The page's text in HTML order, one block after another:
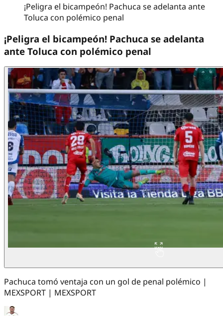
¡Peligra el bicampeón! Pachuca se adelanta ante
Toluca con polémico penal
¡Peligra el bicampeón! Pachuca se adelanta
ante Toluca con polémico penal
Pachuca tomó ventaja con un gol de penal polémico |
MEXSPORT | MEXSPORT